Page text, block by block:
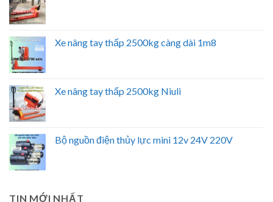
Xe nâng tay thấp 2500kg càng dài 1m8
Xe nâng tay thấp 2500kg Niuli
Bộ nguồn điện thủy lực mini 12v 24V 220V
TIN MỚI NHẤT